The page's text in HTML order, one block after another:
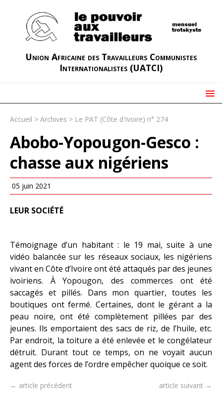
Union Africaine des Travailleurs Communistes
Internationalistes (UATCI)
Accueil > Archives > Le PAT (Côte d'Ivoire) n° 274
Abobo-Yopougon-Gesco :
chasse aux nigériens
05 juin 2021
LEUR SOCIÉTÉ
Témoignage d’un habitant : le 19 mai, suite à une
vidéo balancée sur les réseaux sociaux, les nigériens
vivant en Côte d’Ivoire ont été attaqués par des jeunes
ivoiriens. À Yopougon, des commerces ont été
saccagés et pillés. Dans mon quartier, toutes les
boutiques ont fermé. Certaines, dont le gérant a la
peau noire, ont été complètement pillées par des
jeunes. Ils emportaient des sacs de riz, de l’huile, etc.
Par endroit, la toiture a été enlevée et le congélateur
détruit. Durant tout ce temps, on ne voyait aucun
agent des forces de l’ordre empêcher quoique ce soit.
← article précédent article suivant →